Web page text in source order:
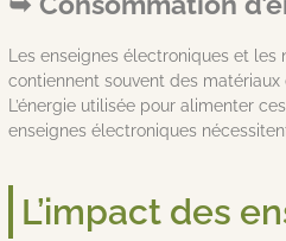
Les enseignes électroniques et les
contiennent souvent des
L’énergie utilisée pour alimenter
enseignes électroniques
L’impact des